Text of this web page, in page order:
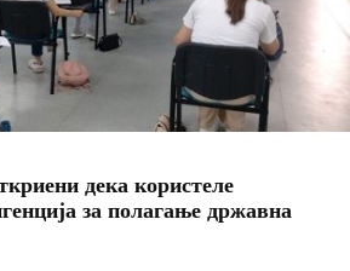
дека користеле
за полагање државна